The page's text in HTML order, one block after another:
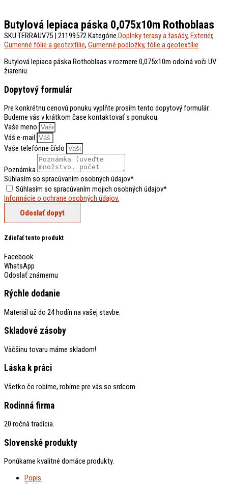
Butylová lepiaca páska 0,075x10m Rothoblaas
SKU TERRAUV75 | 21199572Kategórie Doplnky terasy a fasády, Exteriér,
Gumenné fólie a geotextílie, Gumenné podložky, fólie a geotextílie
Butylová lepiaca páska Rothoblaas v rozmere 0,075x10m odolná voči UV
žiareniu.
Dopytový formulár
Pre konkrétnu cenovú ponuku vyplňte prosím tento dopytový formulár.
Budeme vás v krátkom čase kontaktovať s ponukou.
Vaše meno
Váš e-mail
Vaše telefónne číslo
Poznámka
Súhlasím so spracúvaním osobných údajov*
Súhlasím so spracúvaním mojich osobných údajov*
Informácie o ochrane osobných údajov.
Odoslať dopyt
Zdieľať tento produkt
Facebook
WhatsApp
Odoslať známemu
Rýchle dodanie
Materiál už do 24 hodín na vašej stavbe.
Skladové zásoby
Väčšinu tovaru máme skladom!
Láska k práci
Všetko čo robíme, robíme pre vás so srdcom.
Rodinná firma
20 ročná tradícia.
Slovenské produkty
Ponúkame kvalitné domáce produkty.
Popis